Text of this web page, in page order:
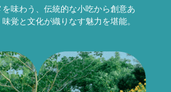
味わう、伝統的な小吃から創意あ
覚と文化が織りなす魅力を堪能。